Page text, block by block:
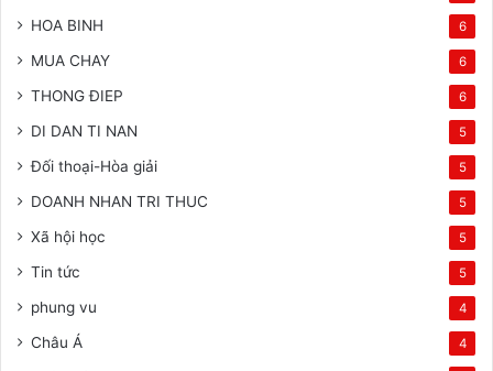
HOA BINH 6
MUA CHAY 6
THONG ĐIEP 6
DI DAN TI NAN 5
Đối thoại-Hòa giải 5
DOANH NHAN TRI THUC 5
Xã hội học 5
Tin tức 5
phung vu 4
Châu Á 4